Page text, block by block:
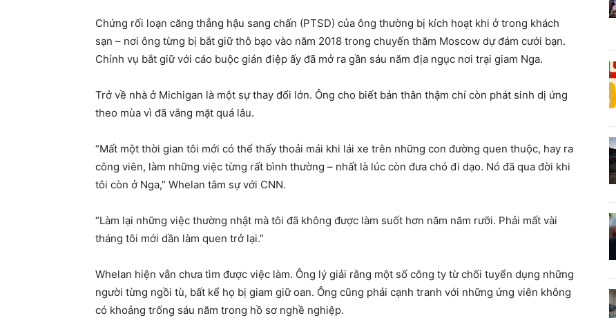
Chứng rối loạn căng thẳng hậu sang chấn (PTSD) của ông thường bị kích hoạt khi ở trong khách
sạn – nơi ông từng bị bắt giữ thô bạo vào năm 2018 trong chuyến thăm Moscow dự đám cưới bạn.
Chính vụ bắt giữ với cáo buộc gián điệp ấy đã mở ra gần sáu năm địa ngục nơi trại giam Nga.
Trở về nhà ở Michigan là một sự thay đổi lớn. Ông cho biết bản thân thậm chí còn phát sinh dị ứng
theo mùa vì đã vắng mặt quá lâu.
“Mất một thời gian tôi mới có thể thấy thoải mái khi lái xe trên những con đường quen thuộc, hay ra
công viên, làm những việc từng rất bình thường – nhất là lúc còn đưa chó đi dạo. Nó đã qua đời khi
tôi còn ở Nga,” Whelan tâm sự với CNN.
“Làm lại những việc thường nhật mà tôi đã không được làm suốt hơn năm năm rưỡi. Phải mất vài
tháng tôi mới dần làm quen trở lại.”
Whelan hiện vẫn chưa tìm được việc làm. Ông lý giải rằng một số công ty từ chối tuyển dụng những
người từng ngồi tù, bất kể họ bị giam giữ oan. Ông cũng phải cạnh tranh với những ứng viên không
có khoảng trống sáu năm trong hồ sơ nghề nghiệp.